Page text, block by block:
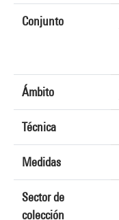
Conjunto
Ámbito
Técnica
Medidas
Sector de
colección